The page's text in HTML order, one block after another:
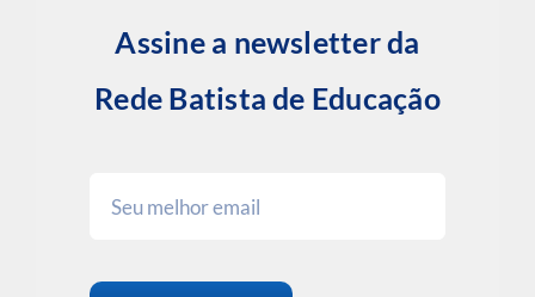
Assine a newsletter da
Rede Batista de Educação